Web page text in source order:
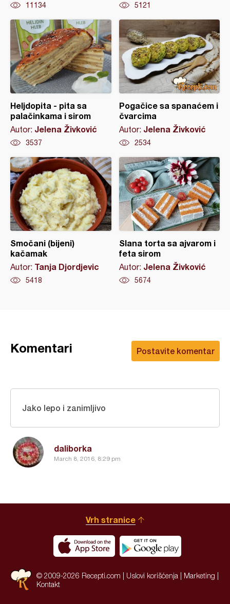
11134 5121
Heljdopita - pita sa
palačinkama i sirom
Autor: Jelena Živković
3537
Pogačice sa spanaćem i
čvarcima
Autor: Jelena Živković
2534
Smočani (bijeni)
kačamak
Autor: Tanja Djordjevic
5418
Slana torta sa ajvarom i
feta sirom
Autor: Jelena Živković
5674
Postavite komentar
Komentari
daliborka
March 8, 2016, 8:29 pm
Jako lepo i zanimljivo
Vrh stranice
© 2009-2026 Recepti.com | Uslovi korišćenja Marketing
Kontakt